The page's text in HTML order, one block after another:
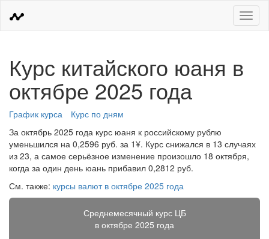
Меню
Курс китайского юаня в
октябре 2025 года
График курса
Курс по дням
За октябрь 2025 года курс юаня к российскому рублю
уменьшился на 0,2596 руб. за 1¥. Курс снижался в 13 случаях
из 23, а самое серьёзное изменение произошло 18 октября,
когда за один день юань прибавил 0,2812 руб.
См. также: курсы валют в октябре 2025 года
Среднемесячный курс ЦБ
в октябре 2025 года